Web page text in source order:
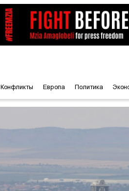
Конфликты Европа Политика